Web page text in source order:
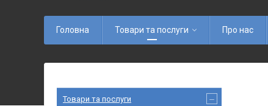
Головна Товари та послуги Про нас
Товари та послуги